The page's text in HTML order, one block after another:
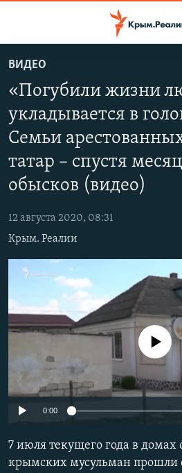
основному
содержанию
Вернутся
главной
навигации
Вернутся
НОВОСТИ
СПЕЦПРОЕКТЫ
ГРУЗ 200
КАРТА ВОЕННЫХ ОБЪЕКТОВ КРЫМА
11 ЛЕТ ОККУПАЦИИ КРЫМА. 11
ВОДА
ЕЩЕ
ИНФОГРАФИКА
СОВЕТЫ ПРАВОЗАЩИТНИКОВ
ПРОПАВШИЕ БЕЗ ВЕСТИ
ПОБЕДИТЕЛЕЙ НЕ СУДЯТ?
ELIFBE
УКРАИНСКАЯ ПРОБЛЕМА КРЫМА
РАДІО СВОБОДА
КАК ОБОЙТИ БЛОКИРОВКУ
Українською
Qırımtatar
ПРИСОЕДИНЯЙТЕСЬ!
Все сайты RFE/RL
ВИДЕО
«Погубили жизни
укладывается в
Семьи
татар – спустя
обысков (видео)
12 августа 2020, 08:31
Крым. Реалии
No media source
0:00
7 июля текущего года в
крымских мусульман прошли